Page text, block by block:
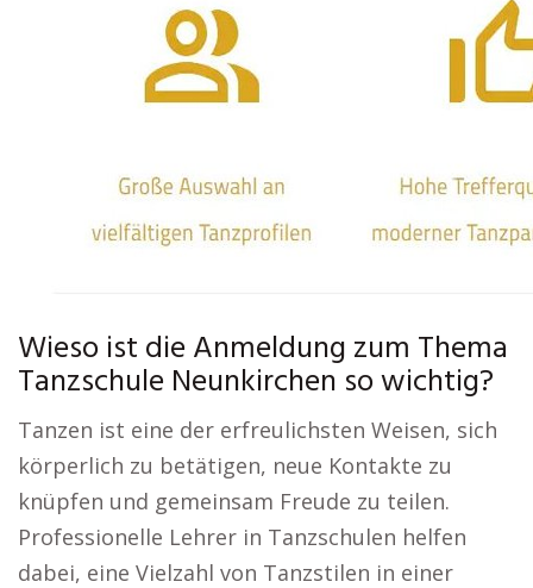
Wieso ist die Anmeldung zum Thema
Tanzschule Neunkirchen so wichtig?
Tanzen ist eine der erfreulichsten Weisen, sich
körperlich zu betätigen, neue Kontakte zu
knüpfen und gemeinsam Freude zu teilen.
Professionelle Lehrer in Tanzschulen helfen
dabei, eine Vielzahl von Tanzstilen in einer